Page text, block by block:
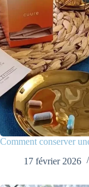
Comment conserver
17 février 2026